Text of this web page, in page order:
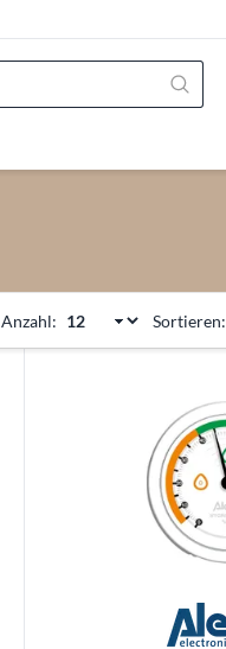
Anzahl: Sortieren: